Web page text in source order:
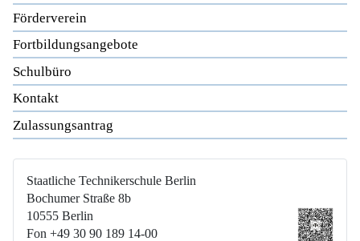
Förderverein
Fortbildungsangebote
Schulbüro
Kontakt
Zulassungsantrag
Staatliche Technikerschule Berlin
Bochumer Straße 8b
10555 Berlin
Fon +49 30 90 189 14-00